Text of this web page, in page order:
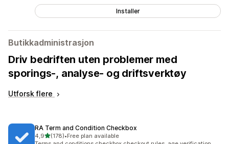
Installer
Butikkadministrasjon
Driv bedriften uten problemer med
sporings-, analyse- og driftsverktøy
Utforsk flere
RA Term and Condition Checkbox
4,9av 5 stjerner
(178)
Totalt 178 omtaler
•Free plan available